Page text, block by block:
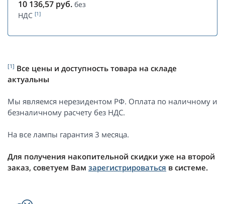
10 136,57 руб. без
НДС [1]
[1] Все цены и доступность товара на складе
актуальны
Мы являемся нерезидентом РФ. Оплата по наличному и
безналичному расчету без НДС.
На все лампы гарантия 3 месяца.
Для получения накопительной скидки уже на второй
заказ, советуем Вам зарегистрироваться в системе.